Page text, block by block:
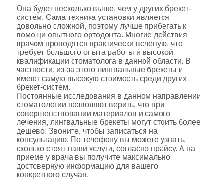
Она будет несколько выше, чем у других брекет-
систем. Сама техника установки является
довольно сложной, поэтому лучше прибегать к
помощи опытного ортодонта. Многие действия
врачом проводятся практически вслепую, что
требует большого опыта работы и высокой
квалификации стоматолога в данной области. В
частности, из-за этого лингвальные брекеты и
имеют самую высокую стоимость среди других
брекет-систем.
Постоянные исследования в данном направлении
стоматологии позволяют верить, что при
совершенствовании материалов и самого
лечения, лингвальные брекеты могут стоить более
дешево. Звоните, чтобы записаться на
консультацию. По телефону вы можете узнать,
сколько стоят наши услуги, согласно прайсу. А на
приеме у врача вы получите максимально
достоверную информацию для вашего
конкретного случая.